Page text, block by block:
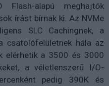
alapú meghajtók
írást bírnak ki. Az NVMe
SLC Cachingnek, a
csatolófelületnek hála az
elérhetik a 3500 és 3000
a véletlenszerű I/O-
pedig 390K és